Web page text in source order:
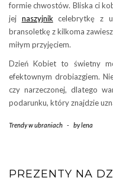
formie chwostów. Bliska ci
jej naszyjnik celebrytkę z
bransoletkę z kilkoma
miłym przyjęciem.
Dzień Kobiet to świetny
efektownym drobiazgiem.
czy narzeczonej, dlatego
podarunku, który znajdzie
Trendy w ubraniach - bylena
PREZENTY NA